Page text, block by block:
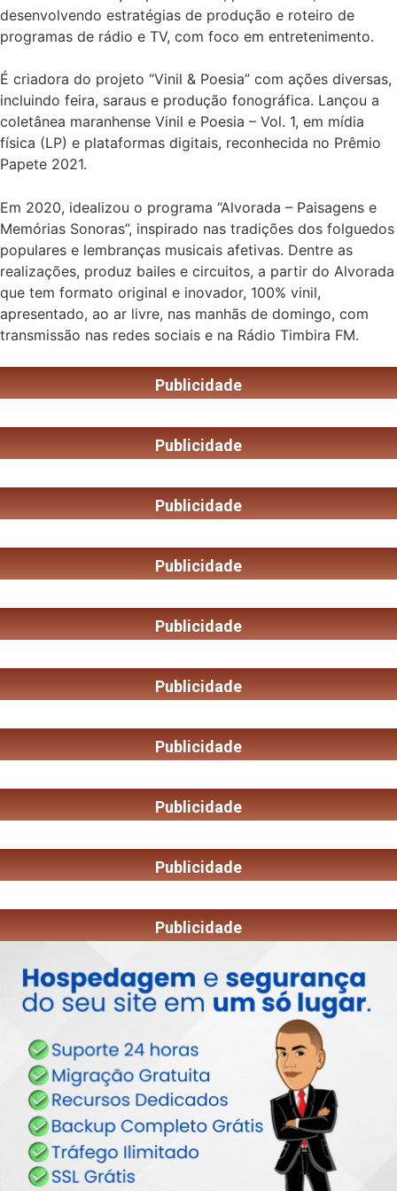
desenvolvendo estratégias de produção e roteiro de
programas de rádio e TV, com foco em entretenimento.
É criadora do projeto “Vinil & Poesia” com ações diversas,
incluindo feira, saraus e produção fonográfica. Lançou a
coletânea maranhense Vinil e Poesia – Vol. 1, em mídia
física (LP) e plataformas digitais, reconhecida no Prêmio
Papete 2021.
Em 2020, idealizou o programa “Alvorada – Paisagens e
Memórias Sonoras”, inspirado nas tradições dos folguedos
populares e lembranças musicais afetivas. Dentre as
realizações, produz bailes e circuitos, a partir do Alvorada
que tem formato original e inovador, 100% vinil,
apresentado, ao ar livre, nas manhãs de domingo, com
transmissão nas redes sociais e na Rádio Timbira FM.
Publicidade
Publicidade
Publicidade
Publicidade
Publicidade
Publicidade
Publicidade
Publicidade
Publicidade
Publicidade